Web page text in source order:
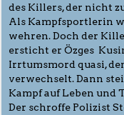
des Killers, der nicht
Als Kampfsportlerin
wehren. Doch der
ersticht er Özges
Irrtumsmord quasi,
verwechselt. Dann
Kampf auf Leben und
Der schroffe Polizist